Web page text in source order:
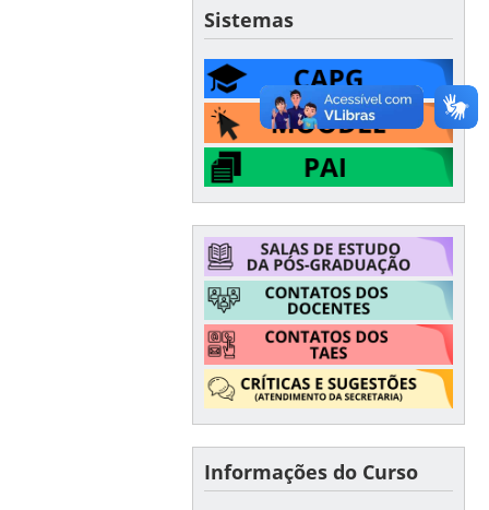
Sistemas
Informações do Curso